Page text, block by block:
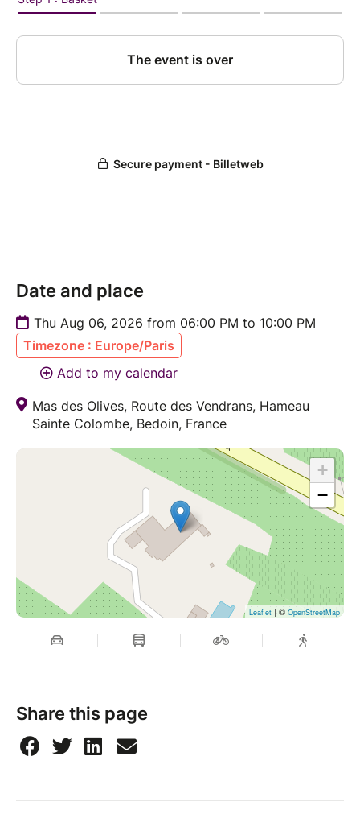
Date and place
Thu Aug 06, 2026 from 06:00 PM to 10:00 PM
Timezone : Europe/Paris
Add to my calendar
Mas des Olives, Route des Vendrans, Hameau
Sainte Colombe, Bedoin, France
+
−
Leaflet | © OpenStreetMap
Share this page